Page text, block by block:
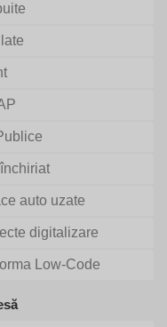
auto uzate
digitalizare
Low-Code